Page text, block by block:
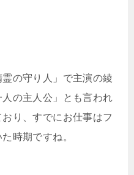
の守り人」で主演の綾
の主人公」とも言われ
り、すでにお仕事はフ
時期ですね。